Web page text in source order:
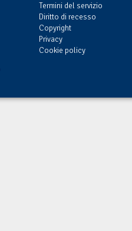
Termini del servizio
Diritto di recesso
Copyright
Privacy
Cookie policy